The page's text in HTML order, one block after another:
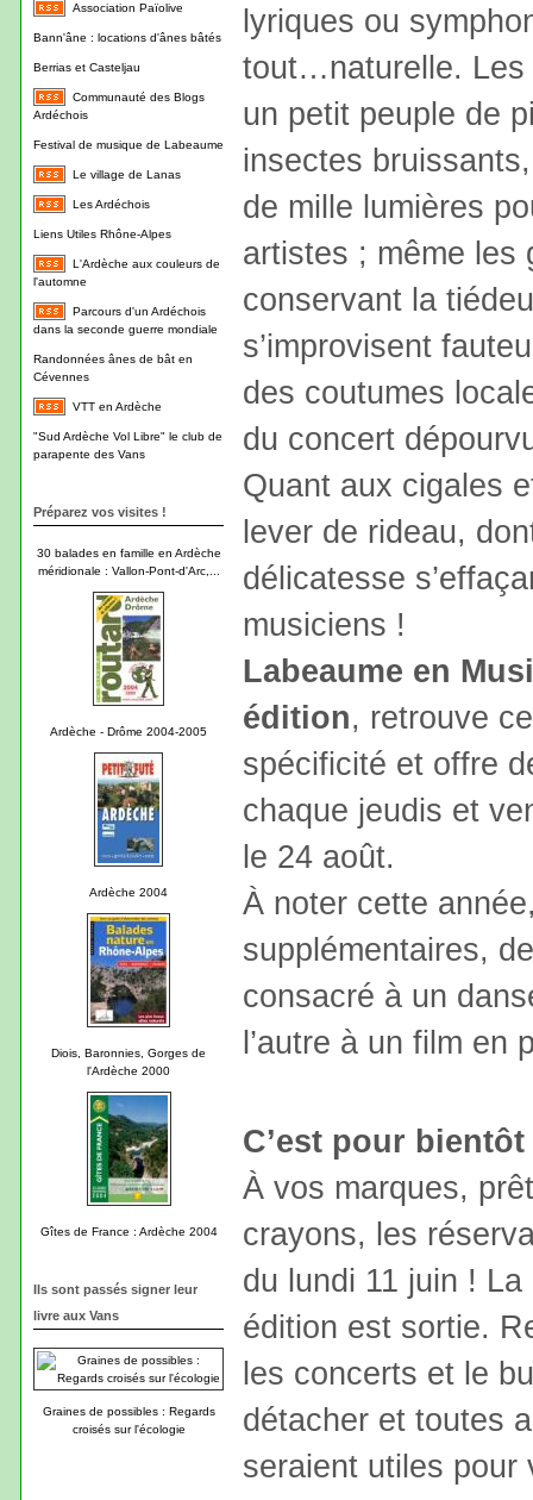
Association Païolive
Bann'âne : locations d'ânes bâtés
Berrias et Casteljau
Communauté des Blogs
Ardéchois
Festival de musique de Labeaume
Le village de Lanas
Les Ardéchois
Liens Utiles Rhône-Alpes
L'Ardèche aux couleurs de
l'automne
Parcours d'un Ardéchois
dans la seconde guerre mondiale
Randonnées ânes de bât en
Cévennes
VTT en Ardèche
"Sud Ardèche Vol Libre" le club de
parapente des Vans
Préparez vos visites !
30 balades en famille en Ardèche
méridionale : Vallon-Pont-d'Arc,...
Ardèche - Drôme 2004-2005
Ardèche 2004
Diois, Baronnies, Gorges de
l'Ardèche 2000
Gîtes de France : Ardèche 2004
Ils sont passés signer leur
livre aux Vans
Graines de possibles : Regards
croisés sur l'écologie
lyriques ou
tout…naturelle. Les
un petit peuple de
insectes
de mille lumières
artistes ; même les
conservant la
s’improvisent
des coutumes
du concert
Quant aux cigales
lever de rideau,
délicatesse
musiciens !
Labeaume en
édition, retrouve
spécificité et offre
chaque jeudis et
le 24 août.
À noter cette
supplémentaires,
consacré à un
l’autre à un film en
C’est pour
À vos marques,
crayons, les
du lundi 11 juin !
édition est sortie.
les concerts et le
détacher et toutes
seraient utiles pour